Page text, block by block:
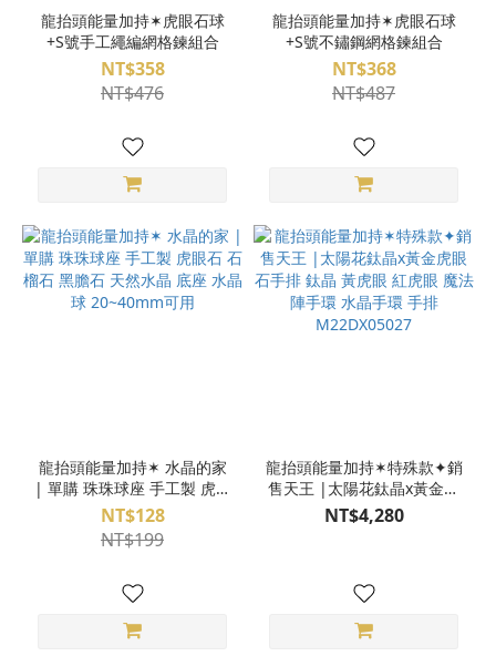
龍抬頭能量加持✶虎眼石球
+S號手工繩編網格鍊組合
NT$358
NT$476
龍抬頭能量加持✶虎眼石球
+S號不鏽鋼網格鍊組合
NT$368
NT$487
龍抬頭能量加持✶ 水晶的家
| 單購 珠珠球座 手工製 虎眼
石 石榴石 黑膽石 天然水晶
底座 水晶球 20~40mm可用
NT$128
NT$199
龍抬頭能量加持✶特殊款✦銷
售天王 |太陽花鈦晶x黃金虎
眼石手排 鈦晶 黃虎眼 紅虎
眼 魔法陣手環 水晶手環 手
NT$4,280